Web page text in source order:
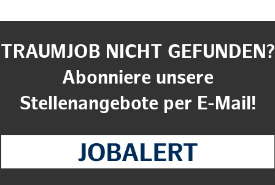
TRAUMJOB NICHT GEFUNDEN?
Abonniere unsere
Stellenangebote per E-Mail!